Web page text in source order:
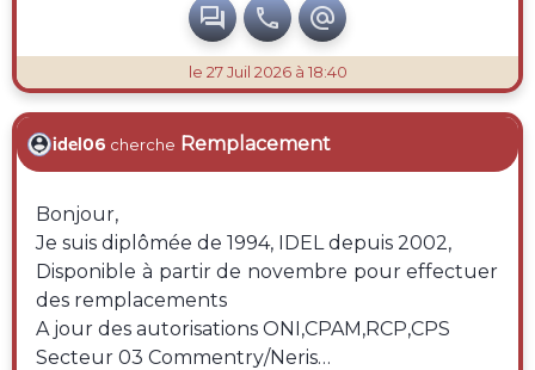
  
le 27 Juil 2026 à 18:40
idel06 cherche Remplacement
Bonjour,
Je suis diplômée de 1994, IDEL depuis 2002,
Disponible à partir de novembre pour effectuer
des remplacements
A jour des autorisations ONI,CPAM,RCP,CPS
Secteur 03 Commentry/Neris…